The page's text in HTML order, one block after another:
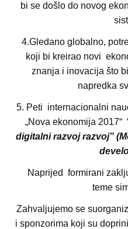
bi se došlo do novog
4.Gledano globalno,
koji bi kreirao novi
znanja i inovacija što
napredka
5. Peti internacionalni
„Nova ekonomija 2017“
digitalni razvoj razvoj”
Naprijed formirani
teme
Zahvaljujemo se
i sponzorima koji su